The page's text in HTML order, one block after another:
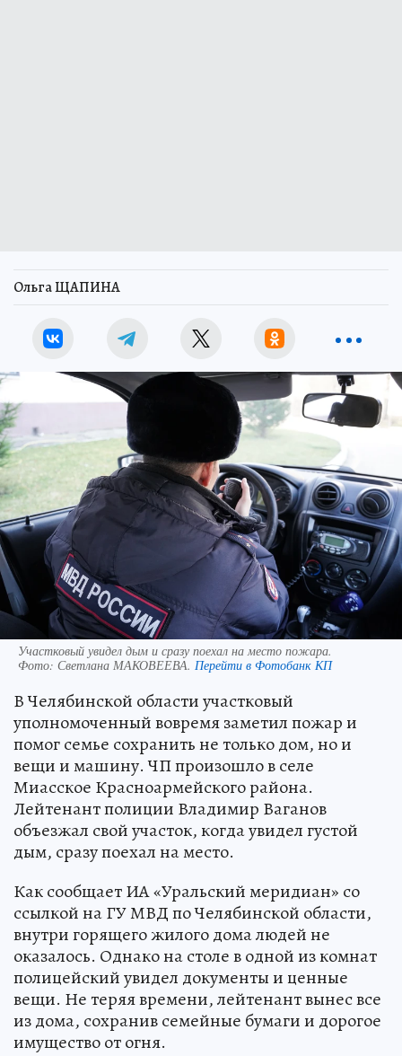
Ольга ЩАПИНА
Участковый увидел дым и сразу поехал на место пожара.
Фото: Светлана МАКОВЕЕВА. Перейти в Фотобанк КП
В Челябинской области участковый
уполномоченный вовремя заметил пожар и
помог семье сохранить не только дом, но и
вещи и машину. ЧП произошло в селе
Миасское Красноармейского района.
Лейтенант полиции Владимир Ваганов
объезжал свой участок, когда увидел густой
дым, сразу поехал на место.
Как сообщает ИА «Уральский меридиан» со
ссылкой на ГУ МВД по Челябинской области,
внутри горящего жилого дома людей не
оказалось. Однако на столе в одной из комнат
полицейский увидел документы и ценные
вещи. Не теряя времени, лейтенант вынес все
из дома, сохранив семейные бумаги и дорогое
имущество от огня.